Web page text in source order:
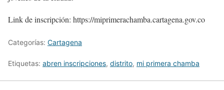
Link de inscripción: https://miprimerachamba.cartagena.gov.co
Categorías: Cartagena
Etiquetas: abren inscripciones, distrito, mi primera chamba